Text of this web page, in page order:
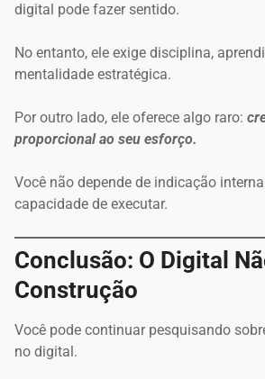
digital pode fazer sentido.
No entanto, ele exige disciplina,
mentalidade estratégica.
Por outro lado, ele oferece algo raro:
proporcional ao seu esforço.
Você não depende de indicação
capacidade de executar.
Conclusão: O Digital
Construção
Você pode continuar pesquisando
no digital.